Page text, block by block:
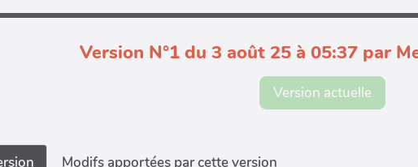
Version N°1 du 3 août 25 à 05:37 par
Version actuelle
Modifs apportées par cette version